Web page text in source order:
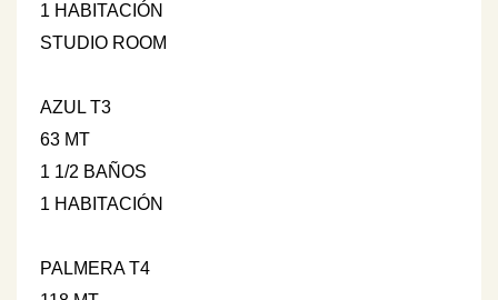
1 HABITACIÓN
STUDIO ROOM
AZUL T3
63 MT
1 1/2 BAÑOS
1 HABITACIÓN
PALMERA T4